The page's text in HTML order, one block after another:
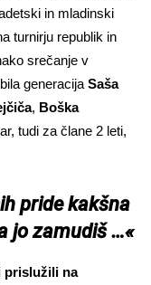
in mladinski
turnirju republik in
srečanje v
generacija Saša
, Boška
tudi za člane 2 leti,
pride kakšna
jo zamudiš …«
prislužili na